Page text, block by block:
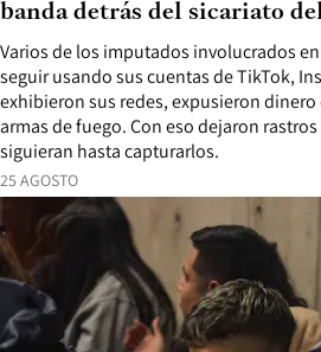
25 AGOSTO
Varios de los imputados involucrados
seguir usando sus cuentas de TikTok,
exhibieron sus redes, expusieron
armas de fuego. Con eso dejaron
siguieran hasta capturarlos.
banda detrás del sicariato